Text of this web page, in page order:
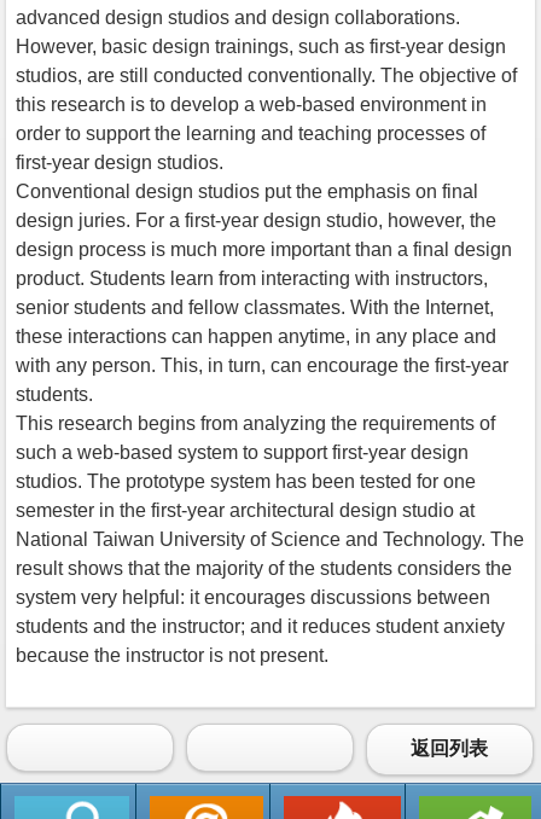
advanced design studios and design collaborations.
However, basic design trainings, such as first-year design
studios, are still conducted conventionally. The objective of
this research is to develop a web-based environment in
order to support the learning and teaching processes of
first-year design studios.
Conventional design studios put the emphasis on final
design juries. For a first-year design studio, however, the
design process is much more important than a final design
product. Students learn from interacting with instructors,
senior students and fellow classmates. With the Internet,
these interactions can happen anytime, in any place and
with any person. This, in turn, can encourage the first-year
students.
This research begins from analyzing the requirements of
such a web-based system to support first-year design
studios. The prototype system has been tested for one
semester in the first-year architectural design studio at
National Taiwan University of Science and Technology. The
result shows that the majority of the students considers the
system very helpful: it encourages discussions between
students and the instructor; and it reduces student anxiety
because the instructor is not present.
返回列表